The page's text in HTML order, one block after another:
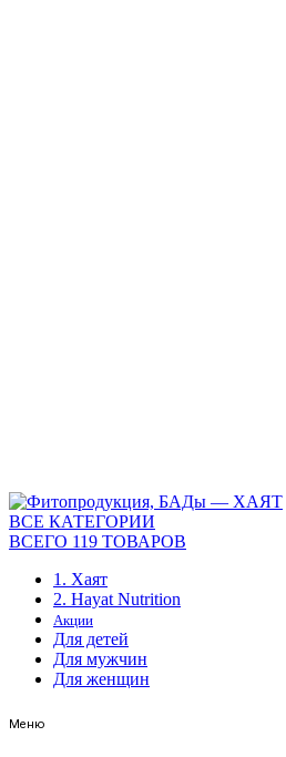
ВСЕ КАТЕГОРИИ
ВСЕГО 119 ТОВАРОВ
1. Хаят
2. Hayat Nutrition
Акции
Для детей
Для мужчин
Для женщин
Меню